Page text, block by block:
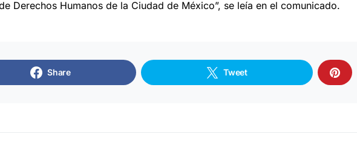
Derechos Humanos de la Ciudad de México”, se leía en el comunicado.
Share Tweet